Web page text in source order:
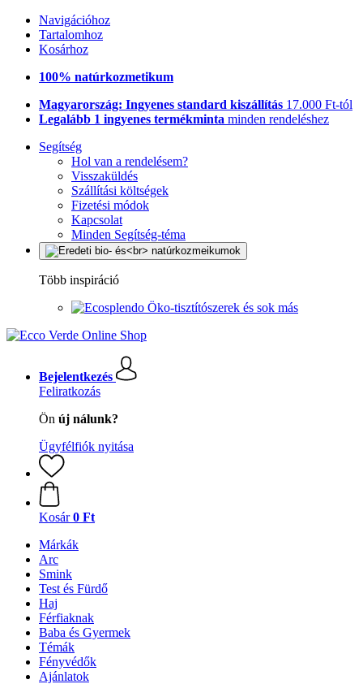
Navigációhoz
Tartalomhoz
Kosárhoz
100% natúrkozmetikum
Magyarország: Ingyenes standard kiszállítás 17.000 Ft-tól
Legalább 1 ingyenes termékminta minden rendeléshez
Segítség
Hol van a rendelésem?
Visszaküldés
Szállítási költségek
Fizetési módok
Kapcsolat
Minden Segítség-téma
Több inspiráció
Öko-tisztítószerek és sok más
Bejelentkezés
Feliratkozás
Ön új nálunk?
Ügyfélfiók nyitása
Kosár 0 Ft
Márkák
Arc
Smink
Test és Fürdő
Haj
Férfiaknak
Baba és Gyermek
Témák
Fényvédők
Ajánlatok